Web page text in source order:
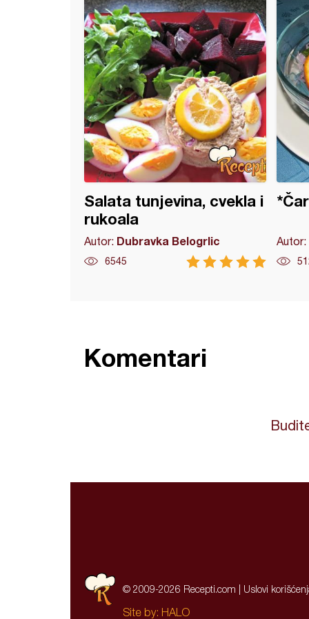
Salata tunjevina, cvekla i
rukoala
Autor: Dubravka Belogrlic
6545
Autor:
Komentari
© 2009-2026 Recepti.com | Uslovi
Site by: HALO